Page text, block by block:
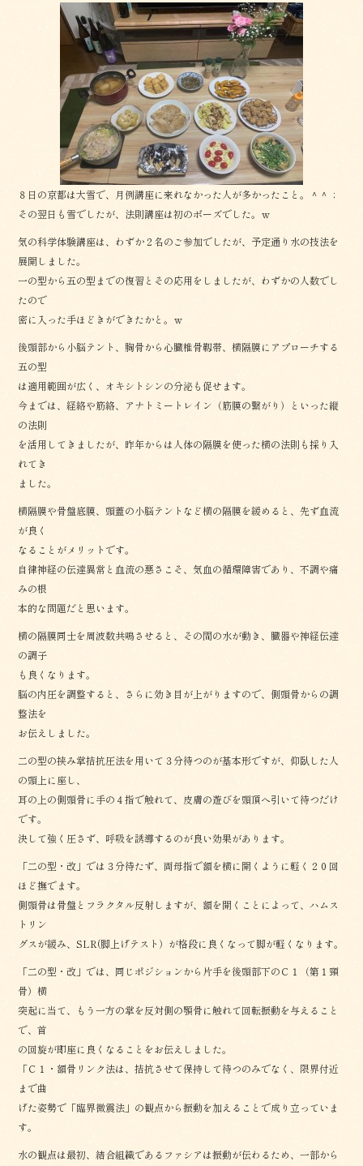
c
e
o
o
k
e
８日の京都は大雪で、月例講座に来れなかった人が多かったこと。＾＾；
その翌日も雪でしたが、法則講座は初のボーズでした。ｗ
気の科学体験講座は、わずか２名のご参加でしたが、予定通り水の技法を
展開しました。
一の型から五の型までの復習とその応用をしましたが、わずかの人数でし
たので
密に入った手ほどきができたかと。ｗ
後頭部から小脳テント、胸骨から心臓椎骨靱帯、横隔膜にアプローチする
五の型
は適用範囲が広く、オキシトシンの分泌も促せます。
今までは、経絡や筋絡、アナトミートレイン（筋膜の繋がり）といった縦
の法則
を活用してきましたが、昨年からは人体の隔膜を使った横の法則も採り入
れてき
ました。
横隔膜や骨盤底膜、頭蓋の小脳テントなど横の隔膜を緩めると、先ず血流
が良く
なることがメリットです。
自律神経の伝達異常と血流の悪さこそ、気血の循環障害であり、不調や痛
みの根
本的な問題だと思います。
横の隔膜同士を周波数共鳴させると、その間の水が動き、臓器や神経伝達
の調子
も良くなります。
脳の内圧を調整すると、さらに効き目が上がりますので、側頭骨からの調
整法を
お伝えしました。
二の型の挟み掌拮抗圧法を用いて３分待つのが基本形ですが、仰臥した人
の頭上に座し、
耳の上の側頭骨に手の４指で触れて、皮膚の遊びを頭頂へ引いて待つだけ
です。
決して強く圧さず、呼吸を誘導するのが良い効果があります。
「二の型・改」では３分待たず、両母指で額を横に開くように軽く２０回
ほど撫でます。
側頭骨は骨盤とフラクタル反射しますが、額を開くことによって、ハムス
トリン
グスが緩み、SLR(脚上げテスト）が格段に良くなって脚が軽くなります。
「二の型・改」では、同じポジションから片手を後頭部下のＣ１（第１頸
骨）横
突起に当て、もう一方の掌を反対側の顎骨に触れて回転振動を与えること
で、首
の回旋が即座に良くなることをお伝えしました。
「Ｃ１・額骨リンク法は、拮抗させて保持して待つのみでなく、限界付近
まで曲
げた姿勢で「臨界微震法」の観点から振動を加えることで成り立っていま
す。
水の観点は最初、結合組織であるファシアは振動が伝わるため、一部から